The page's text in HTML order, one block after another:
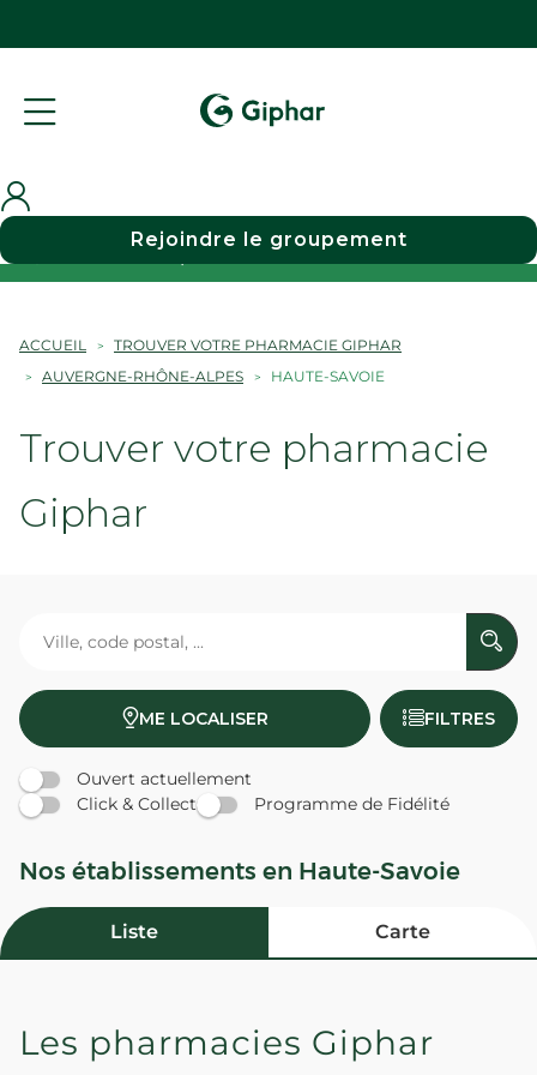
Choisir une pharmacie
Rejoindre le groupement
ACCUEIL
TROUVER VOTRE PHARMACIE GIPHAR
AUVERGNE-RHÔNE-ALPES
HAUTE-SAVOIE
Trouver votre pharmacie
Giphar
ME LOCALISER FILTRES
Ouvert actuellement
Click & Collect
Programme de Fidélité
Nos établissements en Haute-Savoie
Liste Carte
PHARMACIE LE PERRIER -
Les pharmacies Giphar